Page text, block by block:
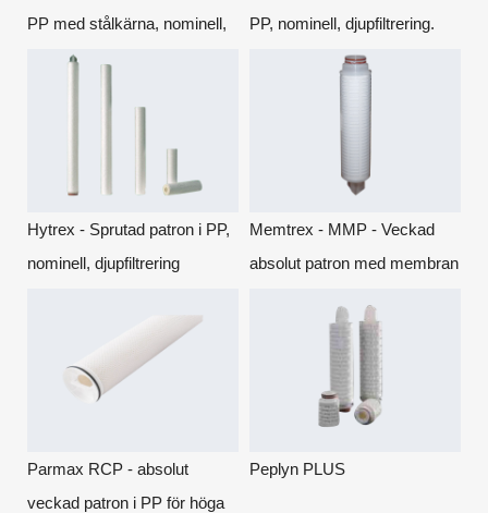
PP med stålkärna, nominell,
djupfiltrering. (tidigare
PP, nominell, djupfiltrering.
(tidigare Texflow)
Hytrex - Sprutad patron i PP,
nominell, djupfiltrering
Memtrex - MMP - Veckad
absolut patron med membran
Parmax RCP - absolut
veckad patron i PP för höga
Peplyn PLUS